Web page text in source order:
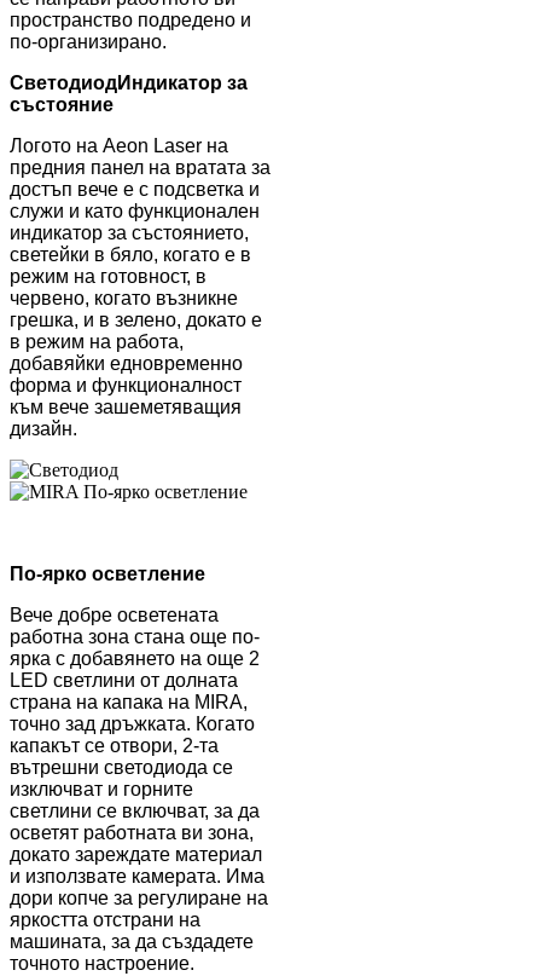
пространство подредено и
по-организирано.
СветодиодИндикатор за
състояние
Логото на Aeon Laser на
предния панел на вратата за
достъп вече е с подсветка и
служи и като функционален
индикатор за състоянието,
светейки в бяло, когато е в
режим на готовност, в
червено, когато възникне
грешка, и в зелено, докато е
в режим на работа,
добавяйки едновременно
форма и функционалност
към вече зашеметяващия
дизайн.
По-ярко осветление
Вече добре осветената
работна зона стана още по-
ярка с добавянето на още 2
LED светлини от долната
страна на капака на MIRA,
точно зад дръжката. Когато
капакът се отвори, 2-та
вътрешни светодиода се
изключват и горните
светлини се включват, за да
осветят работната ви зона,
докато зареждате материал
и използвате камерата. Има
дори копче за регулиране на
яркостта отстрани на
машината, за да създадете
точното настроение.